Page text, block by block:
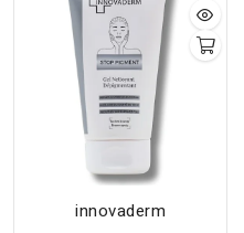
innovaderm